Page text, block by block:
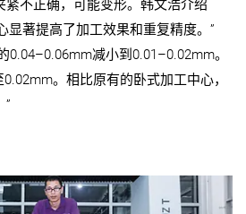
紧不正确，可能变形。韩文浩介绍
显著提高了加工效果和重复精度。”
0.04–0.06mm减小到0.01–0.02mm。
。相比原有的卧式加工中心，
”